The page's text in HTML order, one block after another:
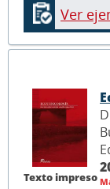
Ver
Texto impreso